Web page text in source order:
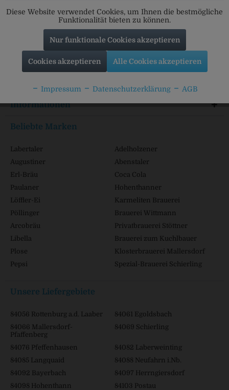
Folgt uns auf unseren Kanälen für alle Neuigkeiten:
Service Hotline
Informationen
Beliebte Marken
Labertaler
Adelholzener
Augustiner
Abenstaler
Erl-Bräu
Coca Cola
Paulaner
Hohenthanner
Löffler-Ei
Karmeliten Brauerei
Pöllinger
Brauerei Wittmann
Arcobräu
Privatbrauerei Stöttner
Libella
Brauerei zum Kuchlbauer
Plose
Klosterbrauerei Mallersdorf
Pepsi
Spezial-Brauerei Schierling
Unsere Liefergebiete
84056 Rottenburg a.d. Laaber
84061 Egoldsbach
84066 Mallersdorf-
Pfaffenberg
84069 Schierling
84076 Pfeffenhausen
84082 Laberweinting
84085 Langquaid
84088 Neufahrn i.Nb.
84092 Bayerbach
84097 Herrngiersdorf
84098 Hohenthann
84103 Postau
Diese Website verwendet Cookies, um Ihnen die bestmögliche
Funktionalität bieten zu können.
Nur funktionale Cookies akzeptieren
Cookies akzeptieren Alle Cookies akzeptieren
Impressum Datenschutzerklärung AGB